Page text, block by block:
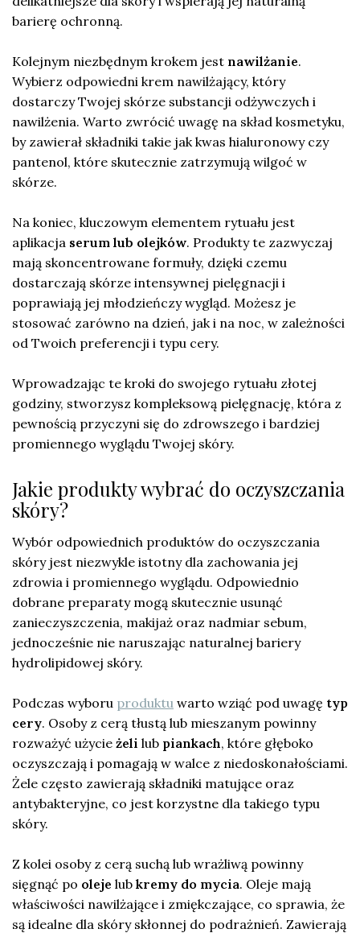
barierę ochronną.
Kolejnym niezbędnym krokem jest nawilżanie.
Wybierz odpowiedni krem nawilżający, który
dostarczy Twojej skórze substancji odżywczych i
nawilżenia. Warto zwrócić uwagę na skład kosmetyku,
by zawierał składniki takie jak kwas hialuronowy czy
pantenol, które skutecznie zatrzymują wilgoć w
skórze.
Na koniec, kluczowym elementem rytuału jest
aplikacja serum lub olejków. Produkty te zazwyczaj
mają skoncentrowane formuły, dzięki czemu
dostarczają skórze intensywnej pielęgnacji i
poprawiają jej młodzieńczy wygląd. Możesz je
stosować zarówno na dzień, jak i na noc, w zależności
od Twoich preferencji i typu cery.
Wprowadzając te kroki do swojego rytuału złotej
godziny, stworzysz kompleksową pielęgnację, która z
pewnością przyczyni się do zdrowszego i bardziej
promiennego wyglądu Twojej skóry.
Jakie produkty wybrać do oczyszczania
skóry?
Wybór odpowiednich produktów do oczyszczania
skóry jest niezwykle istotny dla zachowania jej
zdrowia i promiennego wyglądu. Odpowiednio
dobrane preparaty mogą skutecznie usunąć
zanieczyszczenia, makijaż oraz nadmiar sebum,
jednocześnie nie naruszając naturalnej bariery
hydrolipidowej skóry.
Podczas wyboru produktu warto wziąć pod uwagę typ
cery. Osoby z cerą tłustą lub mieszanym powinny
rozważyć użycie żeli lub piankach, które głęboko
oczyszczają i pomagają w walce z niedoskonałościami.
Żele często zawierają składniki matujące oraz
antybakteryjne, co jest korzystne dla takiego typu
skóry.
Z kolei osoby z cerą suchą lub wrażliwą powinny
sięgnąć po oleje lub kremy do mycia. Oleje mają
właściwości nawilżające i zmiękczające, co sprawia, że
są idealne dla skóry skłonnej do podrażnień. Zawierają